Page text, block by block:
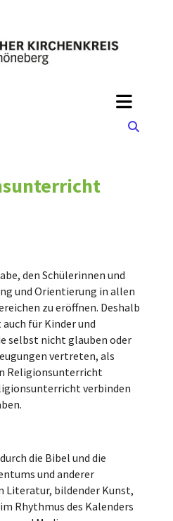
den Schülerinnen und
und Orientierung in allen
zu eröffnen. Deshalb
für Kinder und
selbst nicht glauben oder
vertreten, als
Religionsunterricht
verbinden
die Bibel und die
und anderer
Literatur, bildender Kunst,
Rhythmus des Kalenders